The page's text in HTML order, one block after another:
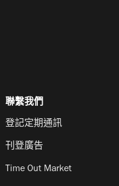
聯繫我們
登記定期通訊
刊登廣告
Time Out Market